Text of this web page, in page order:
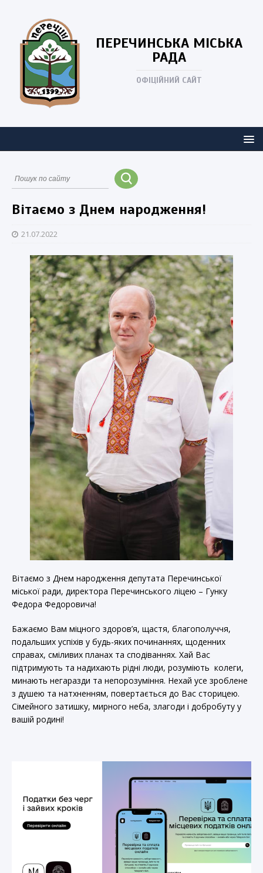
ПЕРЕЧИНСЬКА МІСЬКА
РАДА
ОФІЦІЙНИЙ САЙТ
Вітаємо з Днем народження!
21.07.2022
Вітаємо з Днем народження депутата Перечинської
міської ради, директора Перечинського ліцею – Гунку
Федора Федоровича!
Бажаємо Вам міцного здоров’я, щастя, благополуччя,
подальших успіхів у будь-яких починаннях, щоденних
справах, сміливих планах та сподіваннях. Хай Вас
підтримують та надихають рідні люди, розуміють колеги,
минають негаразди та непорозуміння. Нехай усе зроблене
з душею та натхненням, повертається до Вас сторицею.
Сімейного затишку, мирного неба, злагоди і добробуту у
вашій родині!